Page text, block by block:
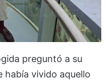
preguntó a su
había vivido aquello